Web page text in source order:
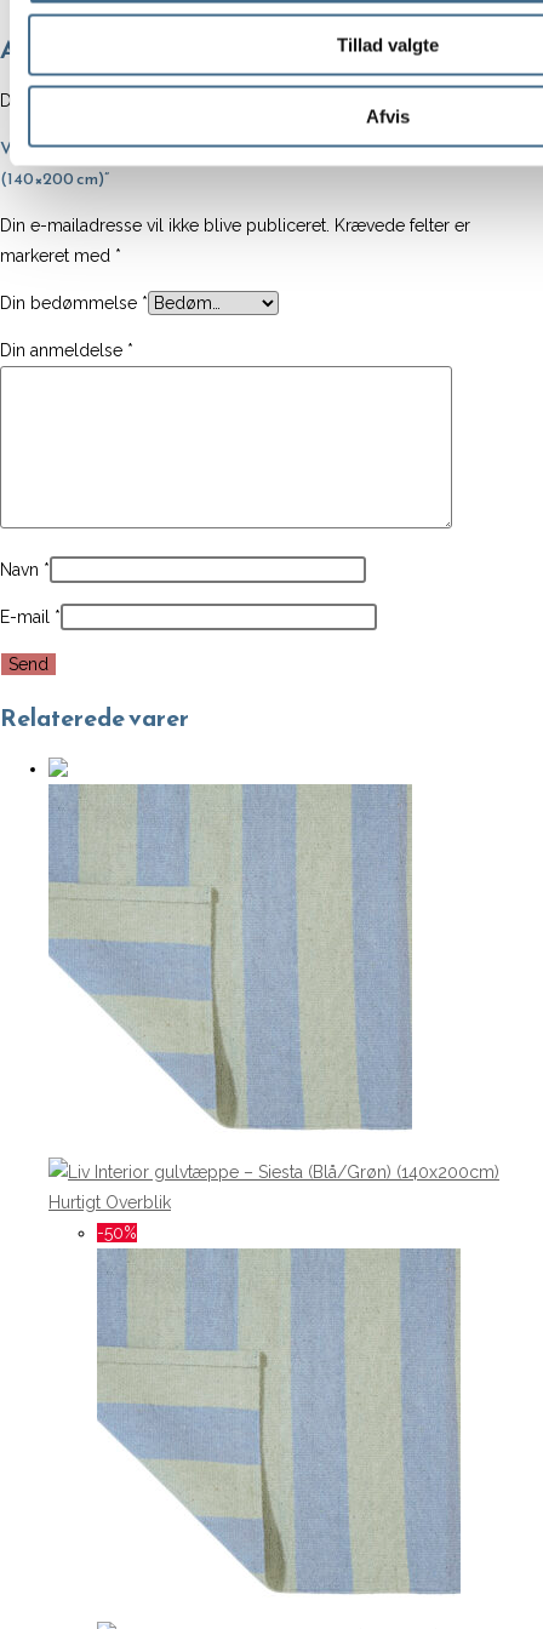
Tillad valgte
Afvis
Kelim
"Lulu"
Liv
(140x200
cm)
antal
Anmeldelser
Der er endnu ikke nogle anmeldelser.
Vær den første til at anmelde “Tæppe – Kelim “Lulu” fra Liv Interior
(140×200 cm)”
Din e-mailadresse vil ikke blive publiceret. Krævede felter er
markeret med *
Din bedømmelse *
Din anmeldelse *
Navn *
E-mail *
Relaterede varer
Hurtigt Overblik
-50%